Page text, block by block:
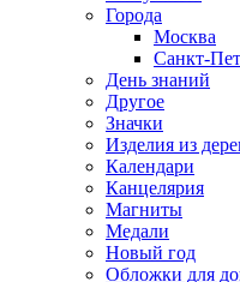
Города
Москва
Санкт-
День знаний
Другое
Значки
Изделия из
Календари
Канцелярия
Магниты
Медали
Новый год
Обложки для